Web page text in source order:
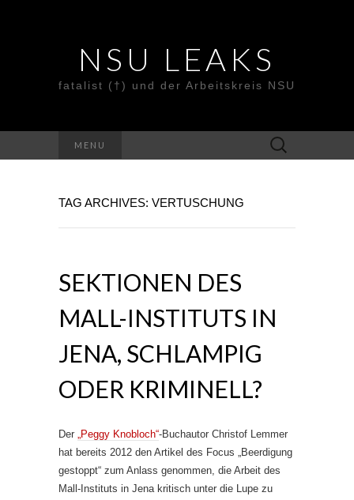
NSU LEAKS
fatalist (†) und der Arbeitskreis NSU
MENU
Suche
nach:
TAG ARCHIVES: VERTUSCHUNG
SEKTIONEN DES
MALL-INSTITUTS IN
JENA, SCHLAMPIG
ODER KRIMINELL?
Der „Peggy Knobloch“-Buchautor Christof Lemmer
hat bereits 2012 den Artikel des Focus „Beerdigung
gestoppt“ zum Anlass genommen, die Arbeit des
Mall-Instituts in Jena kritisch unter die Lupe zu